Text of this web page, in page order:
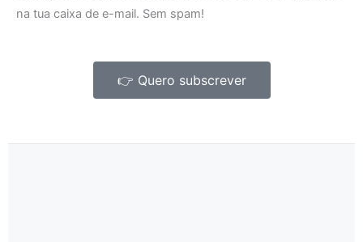
na tua caixa de e-mail. Sem spam!
👉 Quero subscrever